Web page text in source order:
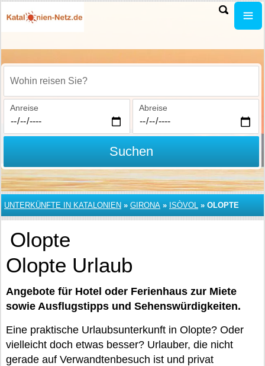
Wohin reisen Sie?
Anreise Abreise
Suchen
UNTERKÜNFTE IN KATALONIEN » GIRONA » ISÒVOL » OLOPTE
Olopte
Olopte Urlaub
Angebote für Hotel oder Ferienhaus zur Miete
sowie Ausflugstipps und Sehenswürdigkeiten.
Eine praktische Urlaubsunterkunft in Olopte? Oder
vielleicht doch etwas besser? Urlauber, die nicht
gerade auf Verwandtenbesuch ist und privat